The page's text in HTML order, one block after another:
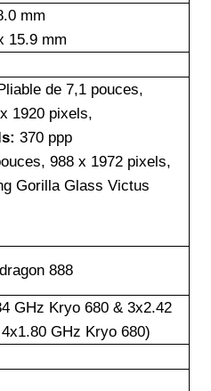
mm
15.9 mm
de 7,1 pouces,
1920 pixels,
370 ppp
988 x 1972 pixels,
Gorilla Glass Victus
888
GHz Kryo 680 & 3x2.42
GHz Kryo 680)